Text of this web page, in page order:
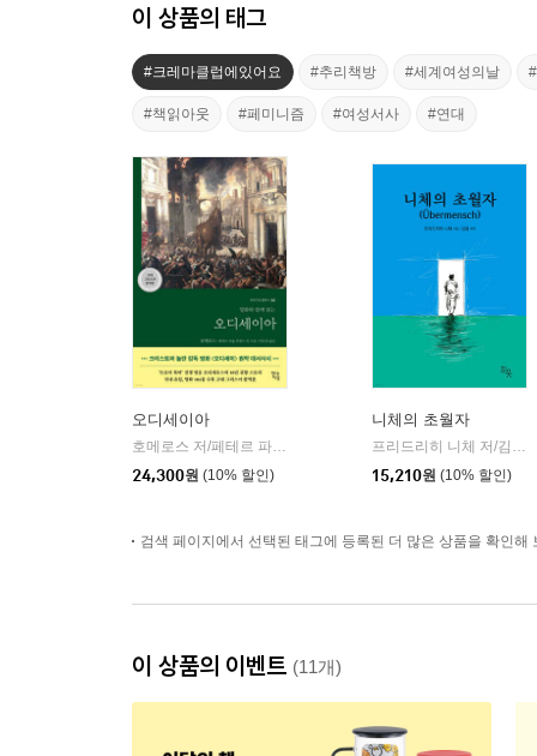
이 상품의 태그
#크레마클럽에있어요 #추리책방 #세계여성의날
#책읽아웃 #페미니즘 #여성서사 #연대
오디세이아
|
현대지성
24,300원 (10% 할인)
니체의 초월자
15,210원 (10% 할인)
검색 페이지에서 선택된 태그에 등록된 더 많은 상품을 확인해
이 상품의 이벤트 (11개)